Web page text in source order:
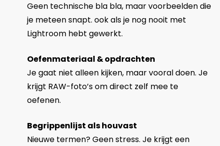
Geen technische bla bla, maar voorbeelden die
je meteen snapt. ook als je nog nooit met
Lightroom hebt gewerkt.
Oefenmateriaal & opdrachten
Je gaat niet alleen kijken, maar vooral doen. Je
krijgt RAW-foto’s om direct zelf mee te
oefenen.
Begrippenlijst als houvast
Nieuwe termen? Geen stress. Je krijgt een